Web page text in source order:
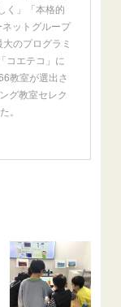
く」「本格的
ットグループ
のプログラミ
コエテコ」に
教室が選出さ
グ教室セレク
。